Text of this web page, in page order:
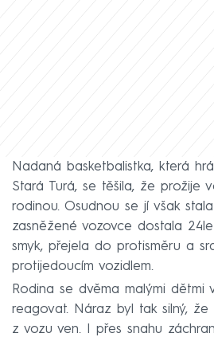
Nadaná basketbalistka, která
Stará Turá, se těšila, že prožije
rodinou. Osudnou se jí však
zasněžené vozovce dostala
smyk, přejela do protisměru a
protijedoucím vozidlem.
Rodina se dvěma malými dětmi
reagovat. Náraz byl tak silný, že
z vozu ven. I přes snahu